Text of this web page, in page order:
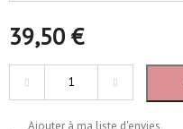
39,50 €
Ajouter à ma liste d'envies